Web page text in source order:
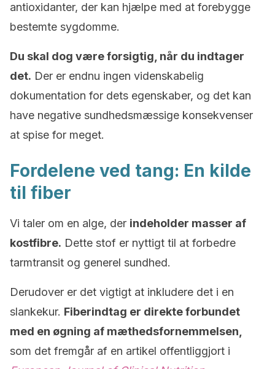
antioxidanter, der kan hjælpe med at forebygge
bestemte sygdomme.
Du skal dog være forsigtig, når du indtager
det. Der er endnu ingen videnskabelig
dokumentation for dets egenskaber, og det kan
have negative sundhedsmæssige konsekvenser
at spise for meget.
Fordelene ved tang: En kilde
til fiber
Vi taler om en alge, der indeholder masser af
kostfibre. Dette stof er nyttigt til at forbedre
tarmtransit og generel sundhed.
Derudover er det vigtigt at inkludere det i en
slankekur. Fiberindtag er direkte forbundet
med en øgning af mæthedsfornemmelsen,
som det fremgår af en artikel offentliggjort i